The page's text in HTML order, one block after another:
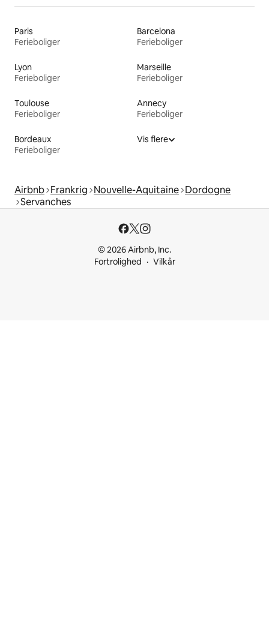
Paris
Ferieboliger
Barcelona
Ferieboliger
Lyon
Ferieboliger
Marseille
Ferieboliger
Toulouse
Ferieboliger
Annecy
Ferieboliger
Bordeaux
Ferieboliger
Vis flere
Airbnb Frankrig Nouvelle-Aquitaine Dordogne
Servanches
© 2026 Airbnb, Inc.
Fortrolighed
Vilkår